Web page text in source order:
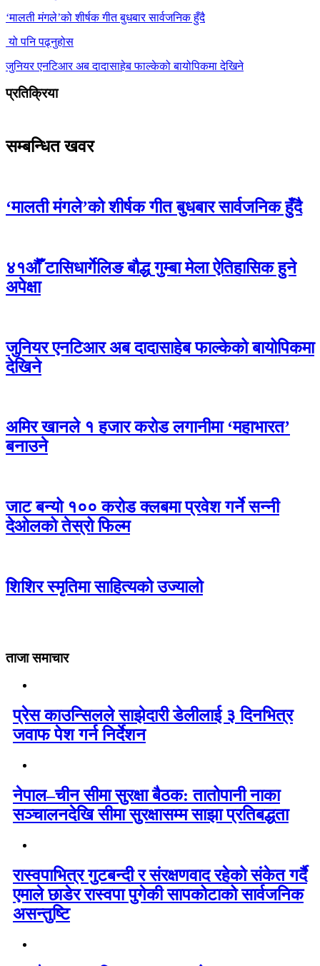
‘मालती मंगले’को शीर्षक गीत बुधबार सार्वजनिक हुँदै
यो पनि पढ्नुहोस
जुनियर एनटिआर अब दादासाहेब फाल्केको बायोपिकमा देखिने
प्रतिक्रिया
सम्बन्धित खवर
‘मालती मंगले’को शीर्षक गीत बुधबार सार्वजनिक हुँदै
४१औँ टासिधार्गेलिङ बौद्ध गुम्बा मेला ऐतिहासिक हुने
अपेक्षा
जुनियर एनटिआर अब दादासाहेब फाल्केको बायोपिकमा
देखिने
अमिर खानले १ हजार कराेड लगानीमा ‘महाभारत’
बनाउने
जाट बन्यो १०० करोड क्लबमा प्रवेश गर्ने सन्नी
देओलको तेस्रो फिल्म
शिशिर स्मृतिमा साहित्यको उज्यालो
ताजा समाचार
प्रेस काउन्सिलले साझेदारी डेलीलाई ३ दिनभित्र
जवाफ पेश गर्न निर्देशन
नेपाल–चीन सीमा सुरक्षा बैठक: तातोपानी नाका
सञ्चालनदेखि सीमा सुरक्षासम्म साझा प्रतिबद्धता
रास्वपाभित्र गुटबन्दी र संरक्षणवाद रहेको संकेत गर्दै
एमाले छाडेर रास्वपा पुगेकी सापकोटाको सार्वजनिक
असन्तुष्टि